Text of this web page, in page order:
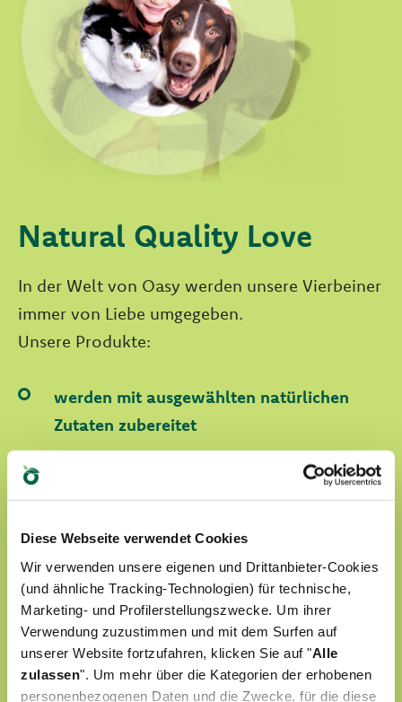
Diese Webseite verwendet Cookies
Wir verwenden unsere eigenen und Drittanbieter-Cookies
(und ähnliche Tracking-Technologien) für technische,
Marketing- und Profilerstellungszwecke. Um ihrer
Verwendung zuzustimmen und mit dem Surfen auf
unserer Website fortzufahren, klicken Sie auf "Alle
zulassen". Um mehr über die Kategorien der erhobenen
personenbezogenen Daten und die Zwecke, für die diese
Natural Quality Love
In der Welt von Oasy werden unsere Vierbeiner
immer von Liebe umgegeben.
Unsere Produkte:
werden mit ausgewählten natürlichen
Zutaten zubereitet
sind ohne künstliche Farbstoffe formuliert
sind ohne GVO oder Soja formuliert
sind Tierversuchefrei
FINDEN SIE UNSERE WORLD OF LOVE HARAUS